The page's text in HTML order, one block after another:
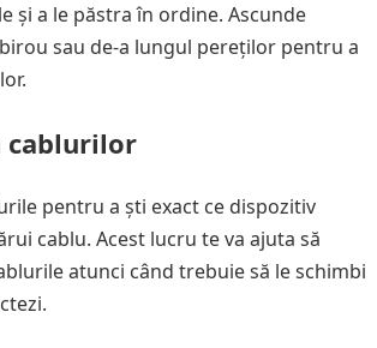
și a le păstra în ordine. Ascunde
sau de-a lungul pereților pentru a
cablurilor
pentru a ști exact ce dispozitiv
cablu. Acest lucru te va ajuta să
atunci când trebuie să le schimbi